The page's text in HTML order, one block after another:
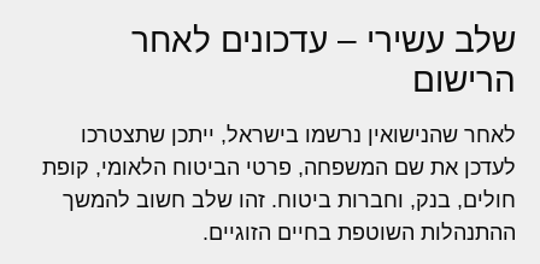
שלב עשירי – עדכונים לאחר
הרישום
לאחר שהנישואין נרשמו בישראל, ייתכן שתצטרכו
לעדכן את שם המשפחה, פרטי הביטוח הלאומי, קופת
חולים, בנק, וחברות ביטוח. זהו שלב חשוב להמשך
ההתנהלות השוטפת בחיים הזוגיים.